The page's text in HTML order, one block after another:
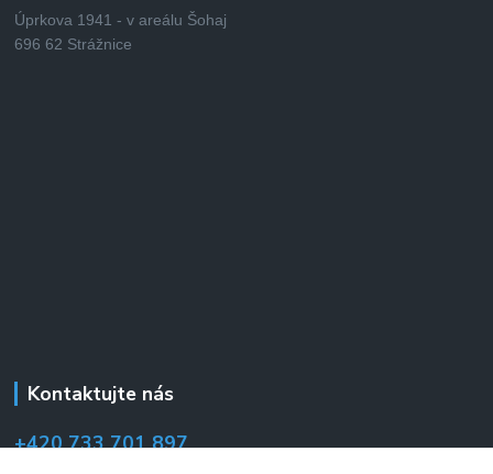
Úprkova 1941 - v areálu Šohaj
696 62 Strážnice
Kontaktujte nás
+420 733 701 897